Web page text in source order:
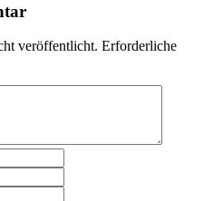
veröffentlicht. Erforderliche